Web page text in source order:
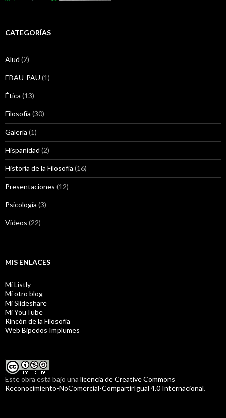
CATEGORÍAS
Alud (2)
EBAU-PAU (1)
Ética (13)
Filosofía (30)
Galería (1)
Hispanidad (2)
Historia de la Filosofía (16)
Presentaciones (12)
Psicología (3)
Videos (22)
MIS ENLACES
Mi Listly
Mi otro blog
Mi Slideshare
Mi YouTube
Rincón de la Filosofía
Web Bipedos Implumes
Este obra está bajo una licencia de Creative Commons
Reconocimiento-NoComercial-CompartirIgual 4.0 Internacional.